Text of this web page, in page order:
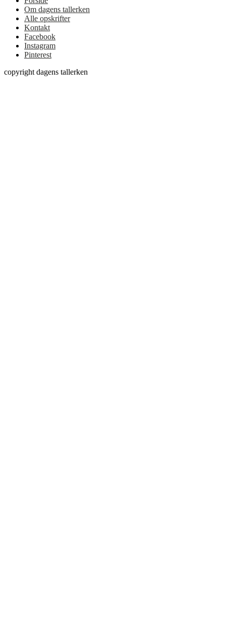
Om dagens tallerken
Alle opskrifter
Kontakt
Facebook
Instagram
Pinterest
copyright dagens tallerken